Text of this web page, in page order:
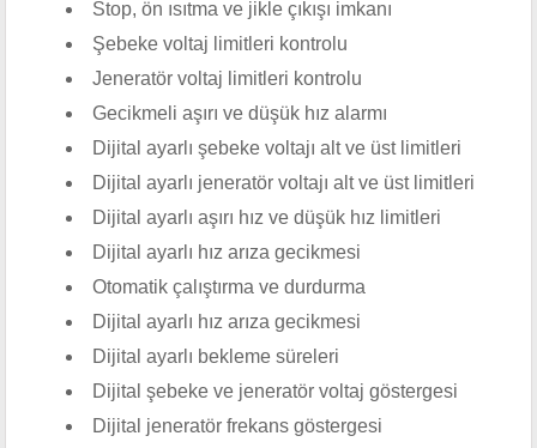
Stop, ön ısıtma ve jikle çıkışı imkanı
Şebeke voltaj limitleri kontrolu
Jeneratör voltaj limitleri kontrolu
Gecikmeli aşırı ve düşük hız alarmı
Dijital ayarlı şebeke voltajı alt ve üst limitleri
Dijital ayarlı jeneratör voltajı alt ve üst limitleri
Dijital ayarlı aşırı hız ve düşük hız limitleri
Dijital ayarlı hız arıza gecikmesi
Otomatik çalıştırma ve durdurma
Dijital ayarlı hız arıza gecikmesi
Dijital ayarlı bekleme süreleri
Dijital şebeke ve jeneratör voltaj göstergesi
Dijital jeneratör frekans göstergesi